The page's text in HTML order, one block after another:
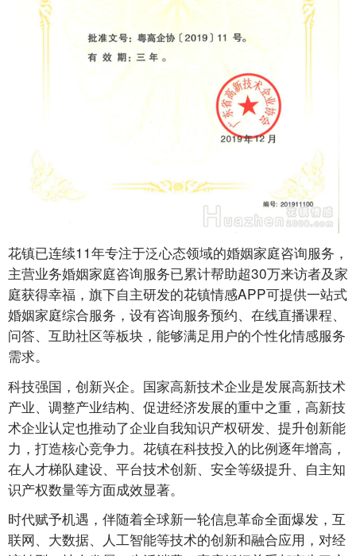
花镇已连续11年专注于泛心态领域的婚姻家庭咨询服务，
主营业务婚姻家庭咨询服务已累计帮助超30万来访者及家
庭获得幸福，旗下自主研发的花镇情感APP可提供一站式
婚姻家庭综合服务，设有咨询服务预约、在线直播课程、
问答、互助社区等板块，能够满足用户的个性化情感服务
需求。
科技强国，创新兴企。国家高新技术企业是发展高新技术
产业、调整产业结构、促进经济发展的重中之重，高新技
术企业认定也推动了企业自我知识产权研发、提升创新能
力，打造核心竞争力。花镇在科技投入的比例逐年增高，
在人才梯队建设、平台技术创新、安全等级提升、自主知
识产权数量等方面成效显著。
时代赋予机遇，伴随着全球新一轮信息革命全面爆发，互
联网、大数据、人工智能等技术的创新和融合应用，对经